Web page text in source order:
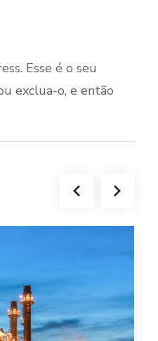
Esse é o seu
exclua-o, e então